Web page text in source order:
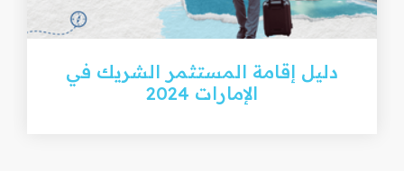
دليل إقامة المستثمر الشريك في
الإمارات 2024